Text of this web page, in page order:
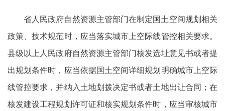
省人民政府自然资源主管部门在制定国土空间规划相关
政策、技术规范时，应当落实城市上空际线管控相关要求。
县级以上人民政府自然资源主管部门核发选址意见书或者提
出规划条件时，应当依据国土空间详细规划明确城市上空际
线管控要求，并纳入土地划拨决定书或者土地出让合同；在
核发建设工程规划许可证和核实规划条件时，应当审核城市